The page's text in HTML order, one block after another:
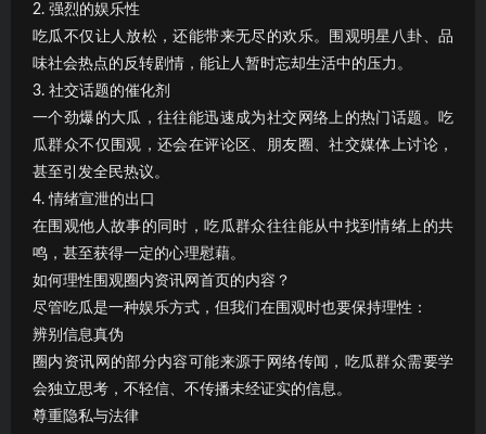
2. 强烈的娱乐性
吃瓜不仅让人放松，还能带来无尽的欢乐。围观明星八卦、品
味社会热点的反转剧情，能让人暂时忘却生活中的压力。
3. 社交话题的催化剂
一个劲爆的大瓜，往往能迅速成为社交网络上的热门话题。吃
瓜群众不仅围观，还会在评论区、朋友圈、社交媒体上讨论，
甚至引发全民热议。
4. 情绪宣泄的出口
在围观他人故事的同时，吃瓜群众往往能从中找到情绪上的共
鸣，甚至获得一定的心理慰藉。
如何理性围观圈内资讯网首页的内容？
尽管吃瓜是一种娱乐方式，但我们在围观时也要保持理性：
辨别信息真伪
圈内资讯网的部分内容可能来源于网络传闻，吃瓜群众需要学
会独立思考，不轻信、不传播未经证实的信息。
尊重隐私与法律